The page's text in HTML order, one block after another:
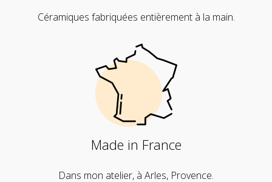
produit
Céramiques fabriquées entièrement à la main.
Made in France
Dans mon atelier, à Arles, Provence.